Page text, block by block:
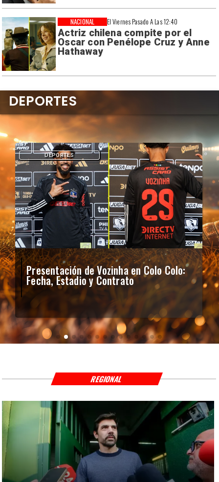
El Viernes Pasado A Las 12:40
Actriz chilena compite por el
Oscar con Penélope Cruz y Anne
Hathaway
NACIONAL
Presentación de Vozinha en Colo Colo:
Fecha, Estadio y Contrato
DEPORTES
DEPORTES
REGIONAL